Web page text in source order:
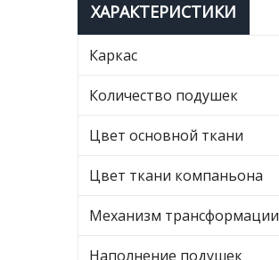
ХАРАКТЕРИСТИКИ
Каркас
Количество подушек
Цвет основной ткани
Цвет ткани компаньона
Механизм трансформации
Наполнение подушек